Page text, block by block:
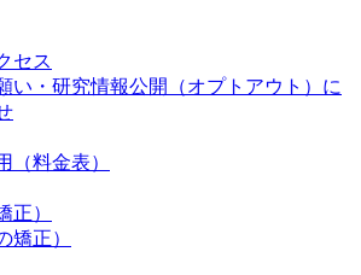
セス
い・研究情報公開（オプトアウト）に
（料金表）
正）
矯正）